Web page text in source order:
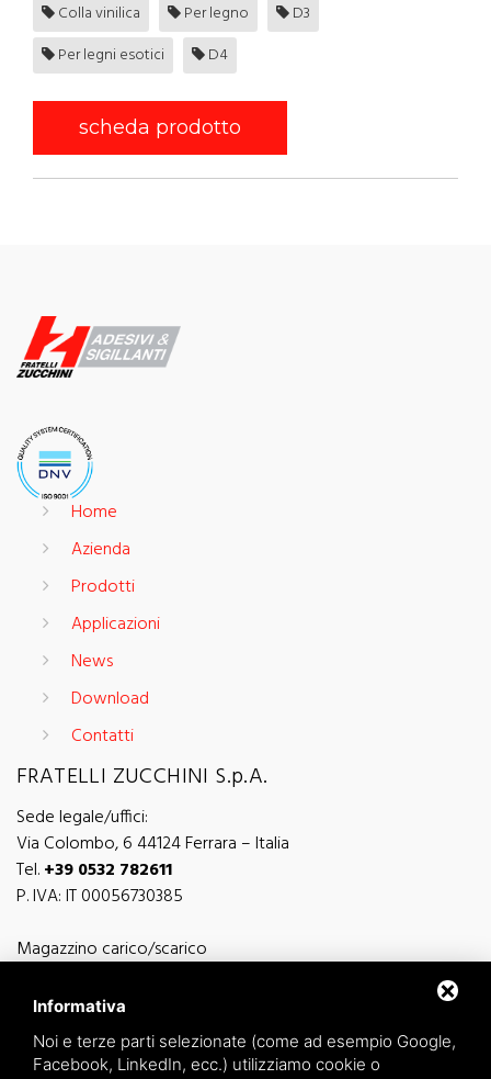
Colla vinilica Per legno
D3
Per legni esotici
D4
scheda prodotto
Home
Azienda
Prodotti
Applicazioni
News
Download
Contatti
FRATELLI ZUCCHINI S.p.A.
Sede legale/uffici:
Via Colombo, 6 44124 Ferrara – Italia
Tel.+39 0532 782611
P. IVA: IT 00056730385
Magazzino carico/scarico
Via Finati 4/L - 4/M - 44124 Ferrara - Italia
Informativa
Noi e terze parti selezionate (come ad esempio Google,
Facebook, LinkedIn, ecc.) utilizziamo cookie o